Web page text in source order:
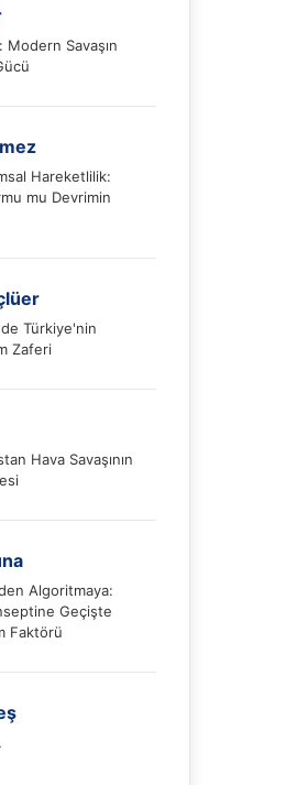
Savaşın
Hareketlilik:
mu Devrimin
Türkiye'nin
Zaferi
Hava Savaşının
Algoritmaya:
Geçişte
Faktörü